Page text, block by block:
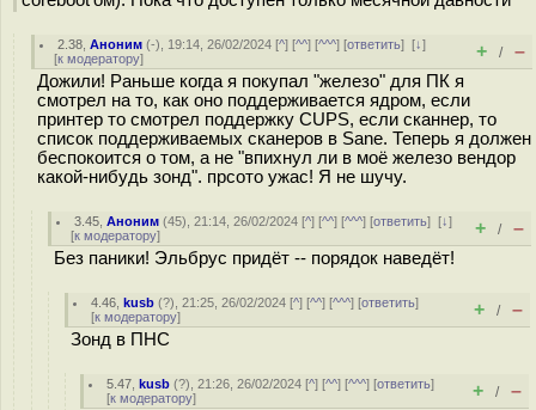
2.38 ,Аноним (-), 19:14, 26/02/2024 [^] [^^] [^^^] [ответить][↓]
[к модератору] + / –
Дожили! Раньше когда я покупал "железо" для ПК я
смотрел на то, как оно поддерживается ядром, если
принтер то смотрел поддержку CUPS, если сканнер, то
список поддерживаемых сканеров в Sane. Теперь я должен
беспокоится о том, а не "впихнул ли в моё железо вендор
какой-нибудь зонд". прсото ужас! Я не шучу.
3.45 ,Аноним (45), 21:14, 26/02/2024 [^] [^^] [^^^] [ответить][↓]
[к модератору] + / –
Без паники! Эльбрус придёт -- порядок наведёт!
4.46 ,kusb (?), 21:25, 26/02/2024 [^] [^^] [^^^] [ответить]
[к модератору] + / –
Зонд в ПНС
5.47 ,kusb (?), 21:26, 26/02/2024 [^] [^^] [^^^] [ответить]
[к модератору] + / –